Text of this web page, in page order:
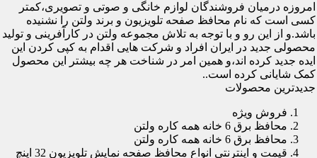
امروزه درمیان فروشندگان لوازم خانگی و صوتی و تصویری،کمتر
کسی است که نام محافظ صفحه تلویزیون و برند ولتن را نشنیده
باشد.و از این رو و با توجه به تلاش مجموعه ولتن در کارآفرینی و تولید
محصولی جدید در ایران افراد و شرکت هایی اقدام به کپی کردن این
ایده جدید کرده اند،و همین امر در شناخت هر چه بیشتر این محصول
کمک شایانی کرده است..
جدیدترین محصولات
فروش ویژه
محافظ برق 6 خانه همه کاره ولتن
محافظ برق 6 خانه همه کاره ولتن
قیمت و اینترنتی انواع محافظ صفحه نمایش تلویزیون 32 اینچ